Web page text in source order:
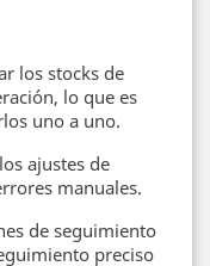
los stocks de
lo que es
uno a uno.
ajustes de
manuales.
de seguimiento
preciso